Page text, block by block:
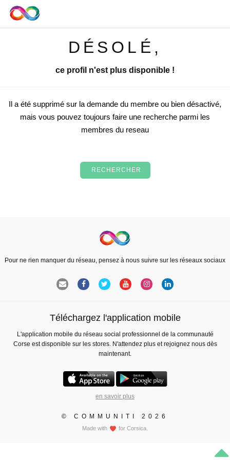
DÉSOLÉ,
ce profil n'est plus disponible !
Il a été supprimé sur la demande du membre ou bien désactivé,
mais vous pouvez toujours faire une recherche parmi les
membres du reseau
RECHERCHER
Pour ne rien manquer du réseau, pensez à nous suivre sur les réseaux sociaux
Téléchargez l'application mobile
L'application mobile du réseau social professionnel de la communauté
Corse est disponible sur les stores. N'attendez plus et rejoignez nous dès
maintenant.
en savoir plus
© COMMUNITI 2026
Made with for Corsica.